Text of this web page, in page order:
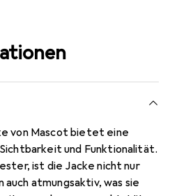
von Mascot bietet eine
und Funktionalität.
ist die Jacke nicht nur
atmungsaktiv, was sie